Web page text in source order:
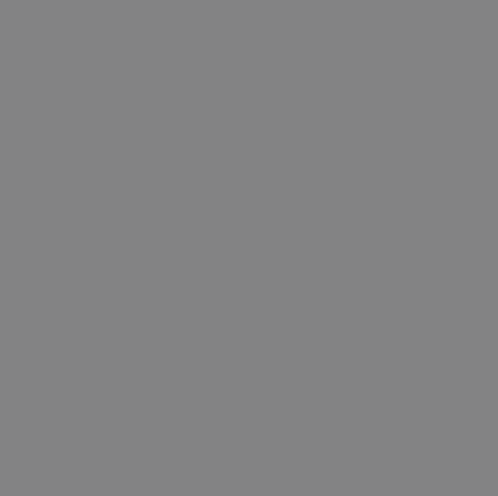
επωφελές
προκειμένου να
σχετικά με
τους.
της
με
Cookie-
τις
cookie
το
Script.com